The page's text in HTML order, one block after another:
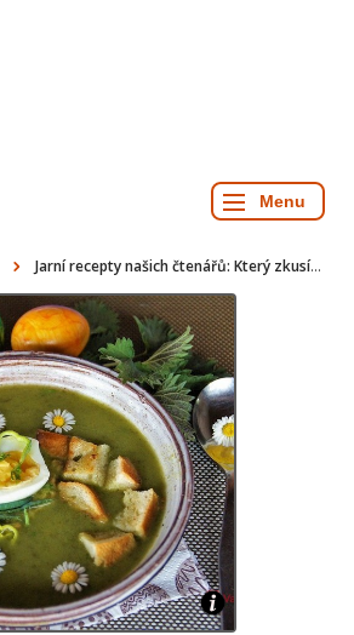
Jarní recepty našich čtenářů: Který zkusíte vy?